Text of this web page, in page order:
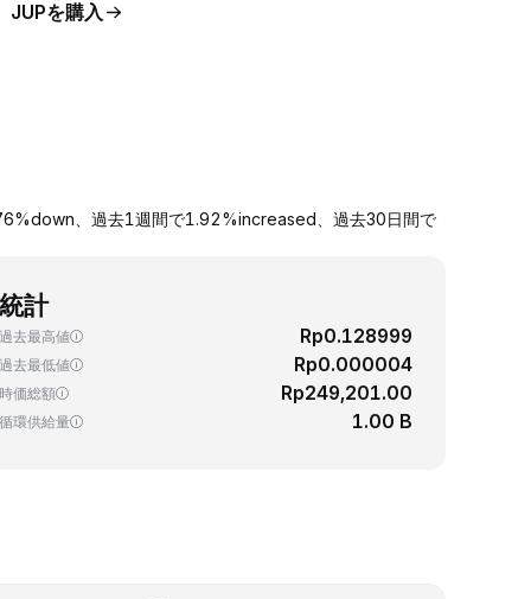
JUPを購入
、過去1週間で1.92%increased、過去30日間で
統計
過去最高値 Rp0.128999
過去最低値 Rp0.000004
時価総額 Rp249,201.00
循環供給量 1.00 B